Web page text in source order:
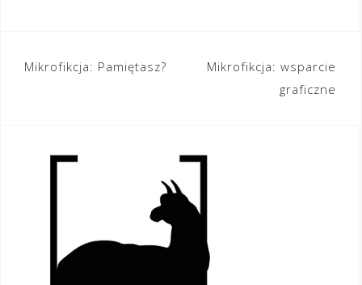
Nawigacja
Mikrofikcja: Pamiętasz?
Mikrofikcja: wsparcie
graficzne